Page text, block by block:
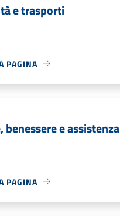
e trasporti
PAGINA
benessere e assistenza
PAGINA